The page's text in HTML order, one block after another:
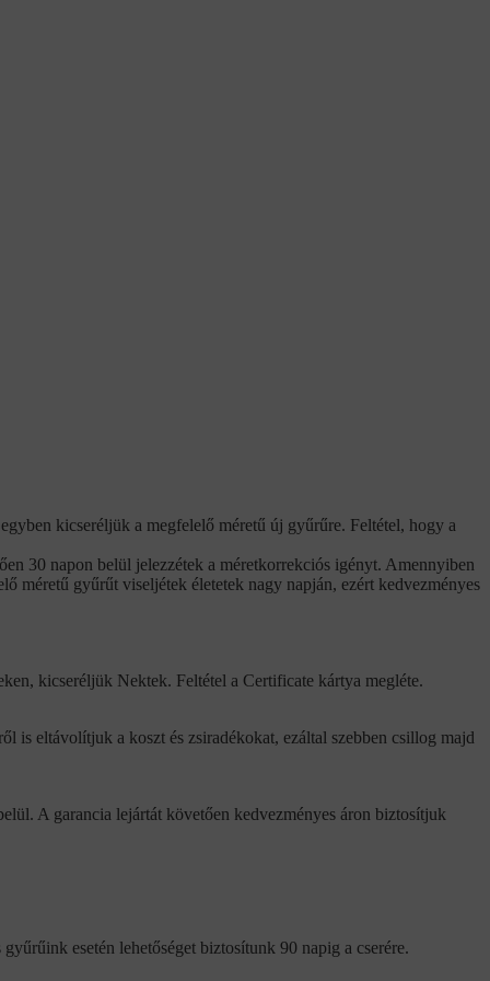
kicseréljük a megfelelő méretű új gyűrűre. Feltétel, hogy a
30 napon belül jelezzétek a méretkorrekciós igényt. Amennyiben
méretű gyűrűt viseljétek életetek nagy napján, ezért kedvezményes
kicseréljük Nektek. Feltétel a Certificate kártya megléte.
is eltávolítjuk a koszt és zsiradékokat, ezáltal szebben csillog majd
A garancia lejártát követően kedvezményes áron biztosítjuk
esetén lehetőséget biztosítunk 90 napig a cserére.